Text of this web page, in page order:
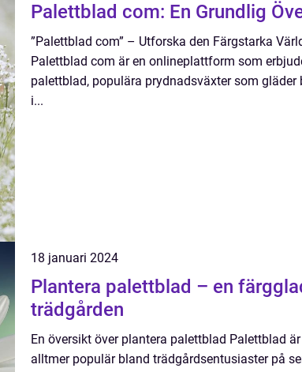
Palettblad com: En Grundlig
”Palettblad com” – Utforska den Färgstarka
Palettblad com är en onlineplattform som
palettblad, populära prydnadsväxter som
i...
18 januari 2024
Plantera palettblad – en
trädgården
En översikt över plantera palettblad Palettblad
alltmer populär bland trädgårdsentusiaster på